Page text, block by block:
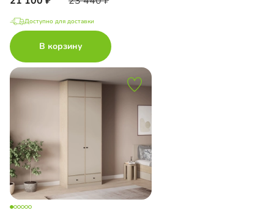
Доступно для доставки
В корзину